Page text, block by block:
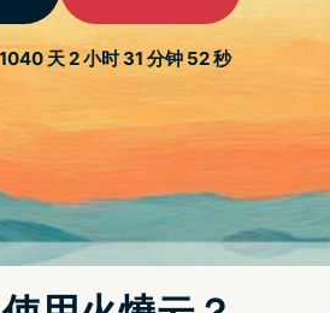
咏之诗 Zoeti》，今（21）日在
eShop 发售。
》里扮演少数有能力对抗怪物的「星
星咏之诗 Zoeti》战斗系统是以一副扑
芦、同花顺等）对敌人发动技能，
NPC 帮助来增强技能、在游戏中变